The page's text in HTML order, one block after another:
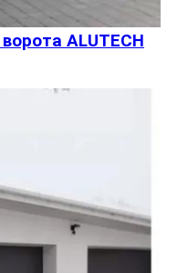
ALUTECH